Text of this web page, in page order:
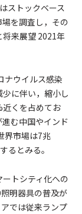
ストックベース
を調査し，その
来展望 2021年
ナウイルス感染
に伴い，縮小し
くを占めてお
む中国やインド
界市場は7兆
るとみる。
トシティ化への
明器具の普及が
では従来ランプ